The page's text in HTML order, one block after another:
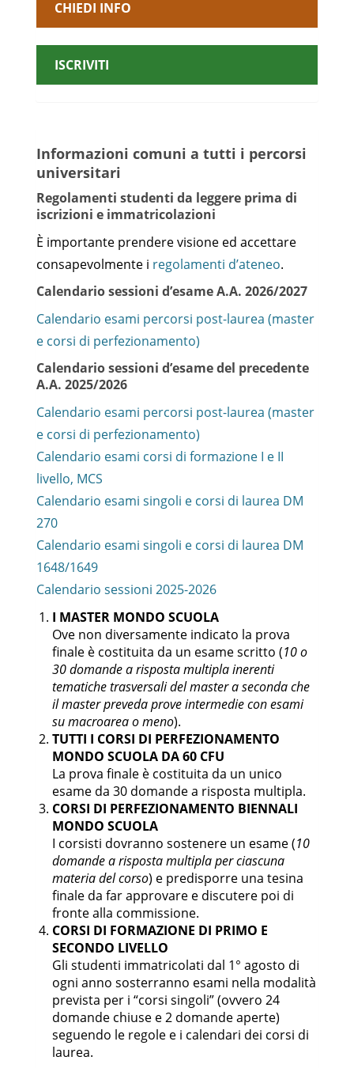
CHIEDI INFO
ISCRIVITI
Informazioni comuni a tutti i percorsi
universitari
Regolamenti studenti da leggere prima di
iscrizioni e immatricolazioni
È importante prendere visione ed accettare
consapevolmente i regolamenti d’ateneo.
Calendario sessioni d’esame A.A. 2026/2027
Calendario esami percorsi post-laurea (master
e corsi di perfezionamento)
Calendario sessioni d’esame del precedente
A.A. 2025/2026
Calendario esami percorsi post-laurea (master
e corsi di perfezionamento)
Calendario esami corsi di formazione I e II
livello, MCS
Calendario esami singoli e corsi di laurea DM
270
Calendario esami singoli e corsi di laurea DM
1648/1649
Calendario sessioni 2025-2026
I MASTER MONDO SCUOLA
Ove non diversamente indicato la prova
finale è costituita da un esame scritto (10 o
30 domande a risposta multipla inerenti
tematiche trasversali del master a seconda che
il master preveda prove intermedie con esami
su macroarea o meno).
TUTTI I CORSI DI PERFEZIONAMENTO
MONDO SCUOLA DA 60 CFU
La prova finale è costituita da un unico
esame da 30 domande a risposta multipla.
CORSI DI PERFEZIONAMENTO BIENNALI
MONDO SCUOLA
I corsisti dovranno sostenere un esame (10
domande a risposta multipla per ciascuna
materia del corso) e predisporre una tesina
finale da far approvare e discutere poi di
fronte alla commissione.
CORSI DI FORMAZIONE DI PRIMO E
SECONDO LIVELLO
Gli studenti immatricolati dal 1° agosto di
ogni anno sosterranno esami nella modalità
prevista per i “corsi singoli” (ovvero 24
domande chiuse e 2 domande aperte)
seguendo le regole e i calendari dei corsi di
laurea.